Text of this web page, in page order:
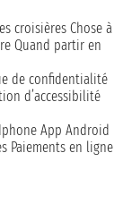
croisières Chose à
Quand partir en
de confidentialité
d’accessibilité
App Android
Paiements en ligne